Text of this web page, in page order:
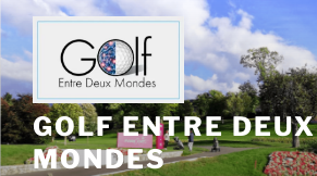
Aller
au
contenu
principal
GOLF ENTRE DEUX
MONDES